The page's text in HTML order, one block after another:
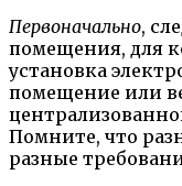
Первоначально,
помещения, для
установка
помещение или
Помните, что
разные